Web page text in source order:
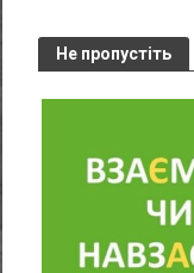
Не пропустіть